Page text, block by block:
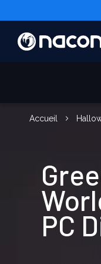
Accueil
PC